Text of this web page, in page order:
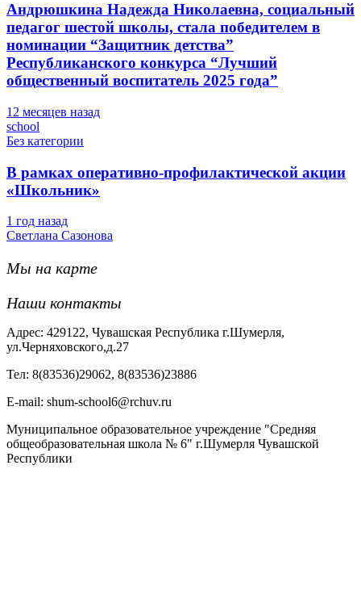
Андрюшкина Надежда Николаевна, социальный
педагог шестой школы, стала победителем в
номинации “Защитник детства”
Республиканского конкурса “Лучший
общественный воспитатель 2025 года”
12 месяцев назад
school
Без категории
В рамках оперативно-профилактической акции
«Школьник»
1 год назад
Светлана Сазонова
Мы на карте
Наши контакты
Адрес: 429122, Чувашская Республика г.Шумерля,
ул.Черняховского,д.27
Тел: 8(83536)29062, 8(83536)23886
Е-mail: shum-school6@rchuv.ru
Муниципальное образовательное учреждение "Средняя
общеобразовательная школа № 6" г.Шумерля Чувашской
Республики